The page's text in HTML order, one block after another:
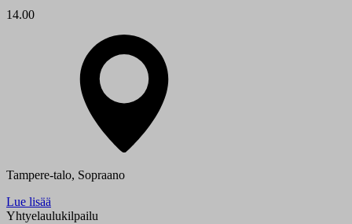
14.00
Tampere-talo, Sopraano
Lue lisää
Yhtyelaulukilpailu